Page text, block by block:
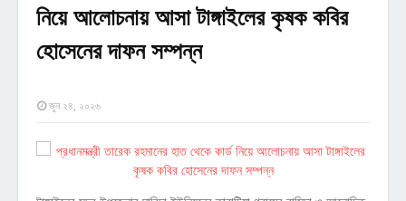
নিয়ে আলোচনায় আসা টাঙ্গাইলের কৃষক কবির
হোসেনের দাফন সম্পন্ন
জুন ২৪, ২০২৬